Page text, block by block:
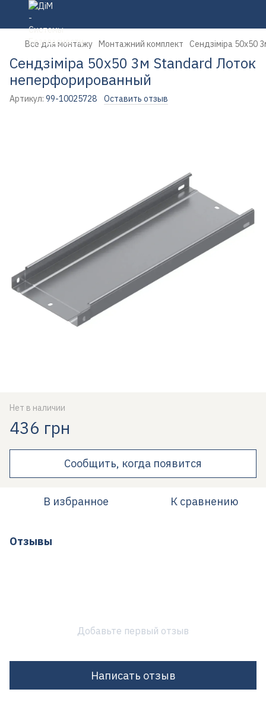
Все для монтажу Монтажний комплект Сендзіміра 50х50
Сендзіміра 50х50 3м Standard Лоток
неперфорированный
Артикул: 99-10025728 Оставить отзыв
Нет в наличии
436 грн
Сообщить, когда появится
В избранное К сравнению
Отзывы
Добавьте первый отзыв
Написать отзыв